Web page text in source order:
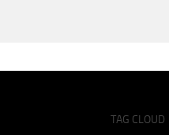
TAG CLOUD